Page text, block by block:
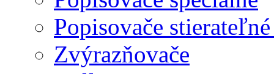
Popisovače
Zvýrazňovače